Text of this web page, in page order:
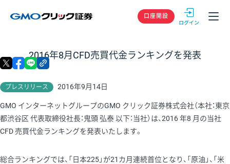
GMOクリック
口座開設
2016年8月CFD売買代金ランキングを発表
プレスリリース 2016年9月14日
X facebook
GMO インターネットグループのGMO クリック証券株式会社（本社：東京
都渋谷区 代表取締役社長：鬼頭 弘泰 以下：当社）は、2016 年8 月の当社
CFD 売買代金ランキングを発表いたします。
総合ランキングでは、「日本225」が21カ月連続首位となり、「原油」、「米